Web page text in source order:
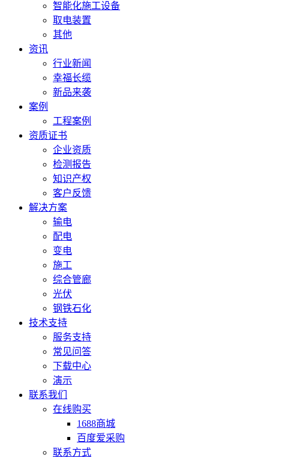
智能化施工设备
取电装置
其他
资讯
行业新闻
幸福长缆
新品来袭
案例
工程案例
资质证书
企业资质
检测报告
知识产权
客户反馈
解决方案
输电
配电
变电
施工
综合管廊
光伏
钢铁石化
技术支持
服务支持
常见问答
下载中心
演示
联系我们
在线购买
1688商城
百度爱采购
联系方式